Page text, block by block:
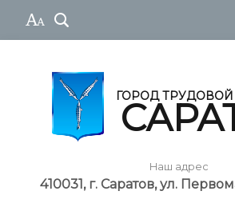
ГОРОД
Наш адрес
410031, г. Саратов, ул.